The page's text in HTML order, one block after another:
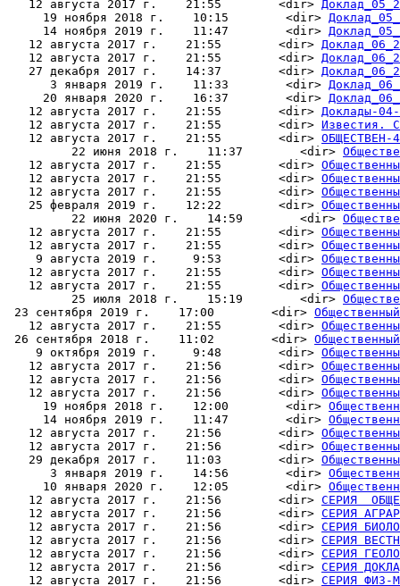
   12 августа 2017 г.    21:55        <dir>
     19 ноября 2018 г.    10:15        <dir>
     14 ноября 2019 г.    11:47        <dir>
   12 августа 2017 г.    21:55        <dir>
   12 августа 2017 г.    21:55        <dir>
   27 декабря 2017 г.    14:37        <dir>
      3 января 2019 г.    11:33        <dir>
     20 января 2020 г.    16:37        <dir>
   12 августа 2017 г.    21:55        <dir>
Доклады-
   12 августа 2017 г.    21:55        <dir>
Известия.
   12 августа 2017 г.    21:55        <dir>
ОБЩЕСТВЕН-
         22 июня 2018 г.    11:37        <dir>
   12 августа 2017 г.    21:55        <dir>
   12 августа 2017 г.    21:55        <dir>
   12 августа 2017 г.    21:55        <dir>
   25 февраля 2019 г.    12:22        <dir>
         22 июня 2020 г.    14:59        <dir>
   12 августа 2017 г.    21:55        <dir>
   12 августа 2017 г.    21:55        <dir>
    9 августа 2019 г.     9:53        <dir>
   12 августа 2017 г.    21:55        <dir>
   12 августа 2017 г.    21:55        <dir>
         25 июля 2018 г.    15:19        <dir>
23 сентября 2019 г.    17:00        <dir>
   12 августа 2017 г.    21:55        <dir>
26 сентября 2018 г.    11:02        <dir>
    9 октября 2019 г.     9:48        <dir>
   12 августа 2017 г.    21:56        <dir>
   12 августа 2017 г.    21:56        <dir>
   12 августа 2017 г.    21:56        <dir>
     19 ноября 2018 г.    12:00        <dir>
     14 ноября 2019 г.    11:47        <dir>
   12 августа 2017 г.    21:56        <dir>
   12 августа 2017 г.    21:56        <dir>
   29 декабря 2017 г.    11:03        <dir>
      3 января 2019 г.    14:56        <dir>
     10 января 2020 г.    12:05        <dir>
   12 августа 2017 г.    21:56        <dir>
СЕРИЯ
   12 августа 2017 г.    21:56        <dir>
СЕРИЯ
   12 августа 2017 г.    21:56        <dir>
СЕРИЯ
   12 августа 2017 г.    21:56        <dir>
СЕРИЯ
   12 августа 2017 г.    21:56        <dir>
СЕРИЯ
   12 августа 2017 г.    21:56        <dir>
СЕРИЯ
   12 августа 2017 г.    21:56        <dir>
СЕРИЯ ФИЗ-